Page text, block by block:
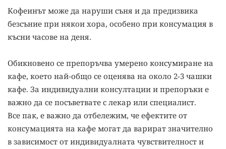
Кофеинът може да наруши съня и да предизвика
безсъние при някои хора, особено при консумация в
късни часове на деня.
Обикновено се препоръчва умерено консумиране на
кафе, което най-общо се оценява на около 2-3 чашки
кафе. За индивидуални консултации и препоръки е
важно да се посъветвате с лекар или специалист.
Все пак, е важно да отбележим, че ефектите от
консумацията на кафе могат да варират значително
в зависимост от индивидуалната чувствителност и